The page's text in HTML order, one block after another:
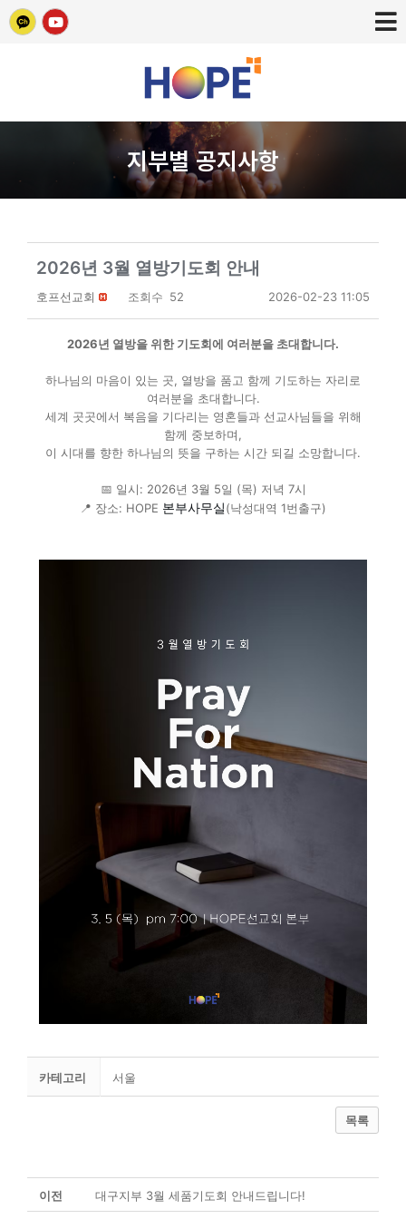
지부별 공지사항
2026년 3월 열방기도회 안내
호프선교회 조회수 52 2026-02-23 11:05
2026년 열방을 위한 기도회에 여러분을 초대합니다.
하나님의 마음이 있는 곳, 열방을 품고 함께 기도하는 자리로
여러분을 초대합니다.
세계 곳곳에서 복음을 기다리는 영혼들과 선교사님들을 위해
함께 중보하며,
이 시대를 향한 하나님의 뜻을 구하는 시간 되길 소망합니다.
📅 일시: 2026년 3월 5일 (목) 저녁 7시
📍 장소: HOPE 본부사무실(낙성대역 1번출구)
카테고리 서울
목록
이전 대구지부 3월 세품기도회 안내드립니다!